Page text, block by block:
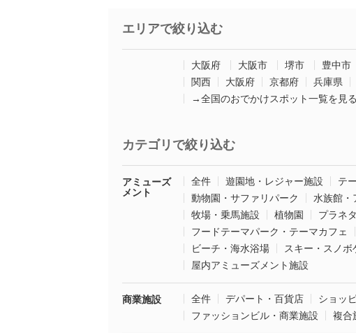
エリアで絞り込む
大阪府 大阪市 堺市 豊中市
関西
大阪府 京都府 兵庫県
→全国のおでかけスポット一覧を見る
カテゴリで絞り込む
アミューズ
メント
全件 遊園地・レジャー施設
テ
動物園・サファリパーク
水族館・
牧場・乗馬施設
植物園 プラネ
フードテーマパーク・テーマカフェ
ビーチ・海水浴場
スキー・スノボ
屋内アミューズメント施設
商業施設 全件 デパート・百貨店 ショッ
ファッションビル・商業施設
複合